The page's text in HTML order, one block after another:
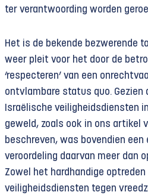
ter verantwoording worden
Het is de bekende bezwerende
weer pleit voor het door de
‘respecteren’ van een
ontvlambare status quo. Gezien
Israëlische veiligheidsdiensten
geweld, zoals ook in ons artikel
beschreven, was bovendien een
veroordeling daarvan meer dan
Zowel het hardhandige optreden
veiligheidsdiensten tegen